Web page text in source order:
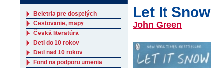
Let It Snow
John Green
Beletria pre dospelých
Cestovanie, mapy
Česká literatúra
Deti do 10 rokov
Deti nad 10 rokov
Fond na podporu umenia